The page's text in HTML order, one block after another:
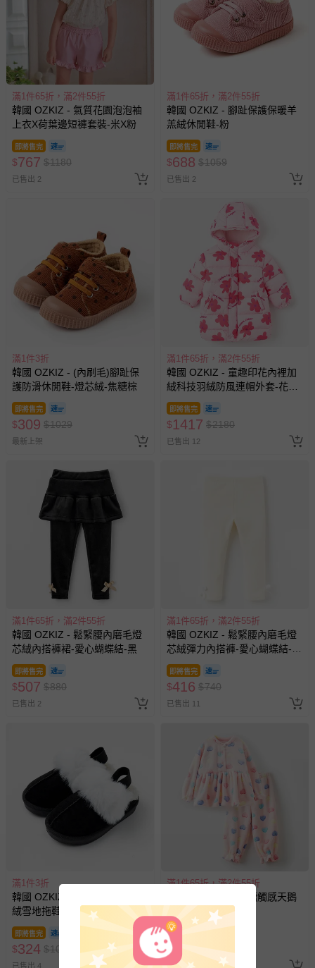
滿1件65折，滿2件55折
韓國 OZKIZ - 氣質花園泡泡袖
上衣X荷葉邊短褲套裝-米X粉
即將售完
$767 $1180
已售出 2
滿1件65折，滿2件55折
韓國 OZKIZ - 腳趾保護保暖羊
羔絨休閒鞋-粉
即將售完
$688 $1059
已售出 2
滿1件3折
韓國 OZKIZ - (內刷毛)腳趾保
護防滑休閒鞋-燈芯絨-焦糖棕
即將售完
$309 $1029
最新上架
滿1件65折，滿2件55折
韓國 OZKIZ - 童趣印花內裡加
絨科技羽絨防風連帽外套-花朵-
淡粉
即將售完
$1417 $2180
已售出 12
滿1件65折，滿2件55折
韓國 OZKIZ - 鬆緊腰內磨毛燈
芯絨內搭褲裙-愛心蝴蝶結-黑
即將售完
$507 $880
已售出 2
滿1件65折，滿2件55折
韓國 OZKIZ - 鬆緊腰內磨毛燈
芯絨彈力內搭褲-愛心蝴蝶結-象
牙白
即將售完
$416 $740
已售出 11
滿1件3折
韓國 OZKIZ - 冬日暖呼呼毛絨
絨雪地拖鞋-黑
即將售完
$324 $1080
已售出 4
滿1件65折，滿2件55折
韓國 OZKIZ - 棉花糖觸感天鵝
絨家居服-愛心-粉
即將售完
$741 1140
已售出 7